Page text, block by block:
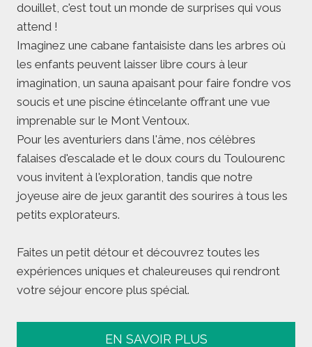
douillet, c'est tout un monde de surprises qui vous
attend !
Imaginez une cabane fantaisiste dans les arbres où
les enfants peuvent laisser libre cours à leur
imagination, un sauna apaisant pour faire fondre vos
soucis et une piscine étincelante offrant une vue
imprenable sur le Mont Ventoux.
Pour les aventuriers dans l'âme, nos célèbres
falaises d'escalade et le doux cours du Toulourenc
vous invitent à l'exploration, tandis que notre
joyeuse aire de jeux garantit des sourires à tous les
petits explorateurs.
Faites un petit détour et découvrez toutes les
expériences uniques et chaleureuses qui rendront
votre séjour encore plus spécial.
EN SAVOIR PLUS